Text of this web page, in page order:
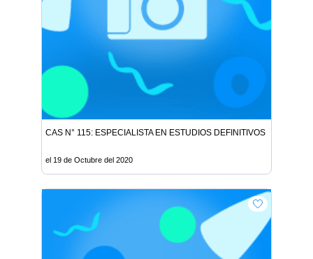
CAS N° 115: ESPECIALISTA EN ESTUDIOS DEFINITIVOS Vacantes: 1
el 19 de Octubre del 2020